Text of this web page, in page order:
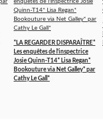
*LA REGARDER DISPARAÎTRE*
Les enquêtes de l'inspectrice
Josie Quinn-T14* Lisa Regan*
Bookouture via Net Galley* par
Cathy Le Gall*